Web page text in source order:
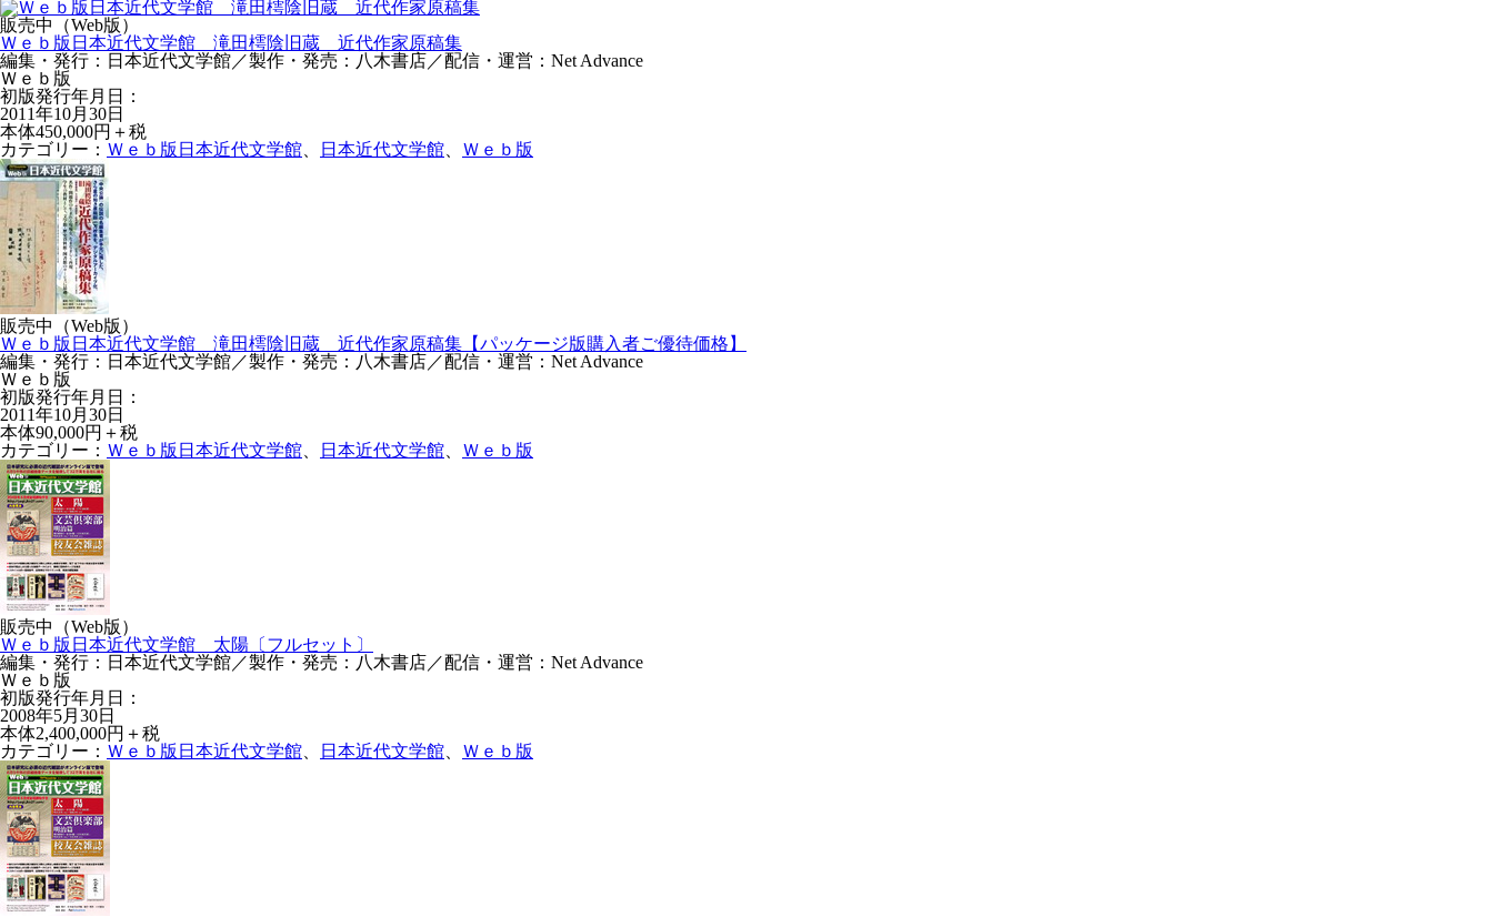
販売中（Web版）
Ｗｅｂ版日本近代文学館 滝田樗陰旧蔵 近代作家原稿集
編集・発行：日本近代文学館／製作・発売：八木書店／配信・運営：Net Advance
Ｗｅｂ版
初版発行年月日：
2011年10月30日
本体450,000円＋税
カテゴリー： Ｗｅｂ版日本近代文学館 日本近代文学館 Ｗｅｂ版
販売中（Web版）
Ｗｅｂ版日本近代文学館 滝田樗陰旧蔵 近代作家原稿集【パッケージ版購入者ご優待価格】
編集・発行：日本近代文学館／製作・発売：八木書店／配信・運営：Net Advance
Ｗｅｂ版
初版発行年月日：
2011年10月30日
本体90,000円＋税
カテゴリー： Ｗｅｂ版日本近代文学館 日本近代文学館 Ｗｅｂ版
販売中（Web版）
Ｗｅｂ版日本近代文学館 太陽〔フルセット〕
編集・発行：日本近代文学館／製作・発売：八木書店／配信・運営：Net Advance
Ｗｅｂ版
初版発行年月日：
2008年5月30日
本体2,400,000円＋税
カテゴリー： Ｗｅｂ版日本近代文学館 日本近代文学館 Ｗｅｂ版